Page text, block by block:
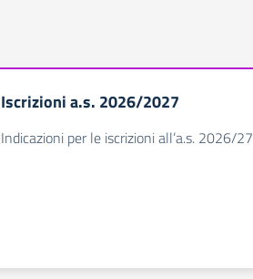
Iscrizioni a.s. 2026/2027
Indicazioni per le iscrizioni all’a.s. 2026/27